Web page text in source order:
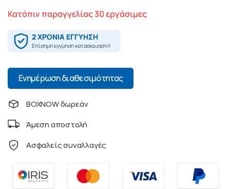
Κατόπιν παραγγελίας 30 εργάσιμες
Ενημέρωση διαθεσιμότητας
BOXNOW δωρεάν
Άμεση αποστολή
Ασφαλείς συναλλαγές